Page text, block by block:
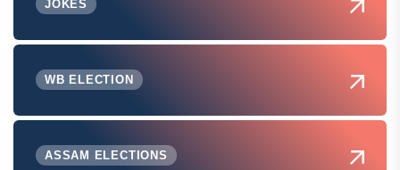
JOKES
WB ELECTION
ASSAM ELECTIONS